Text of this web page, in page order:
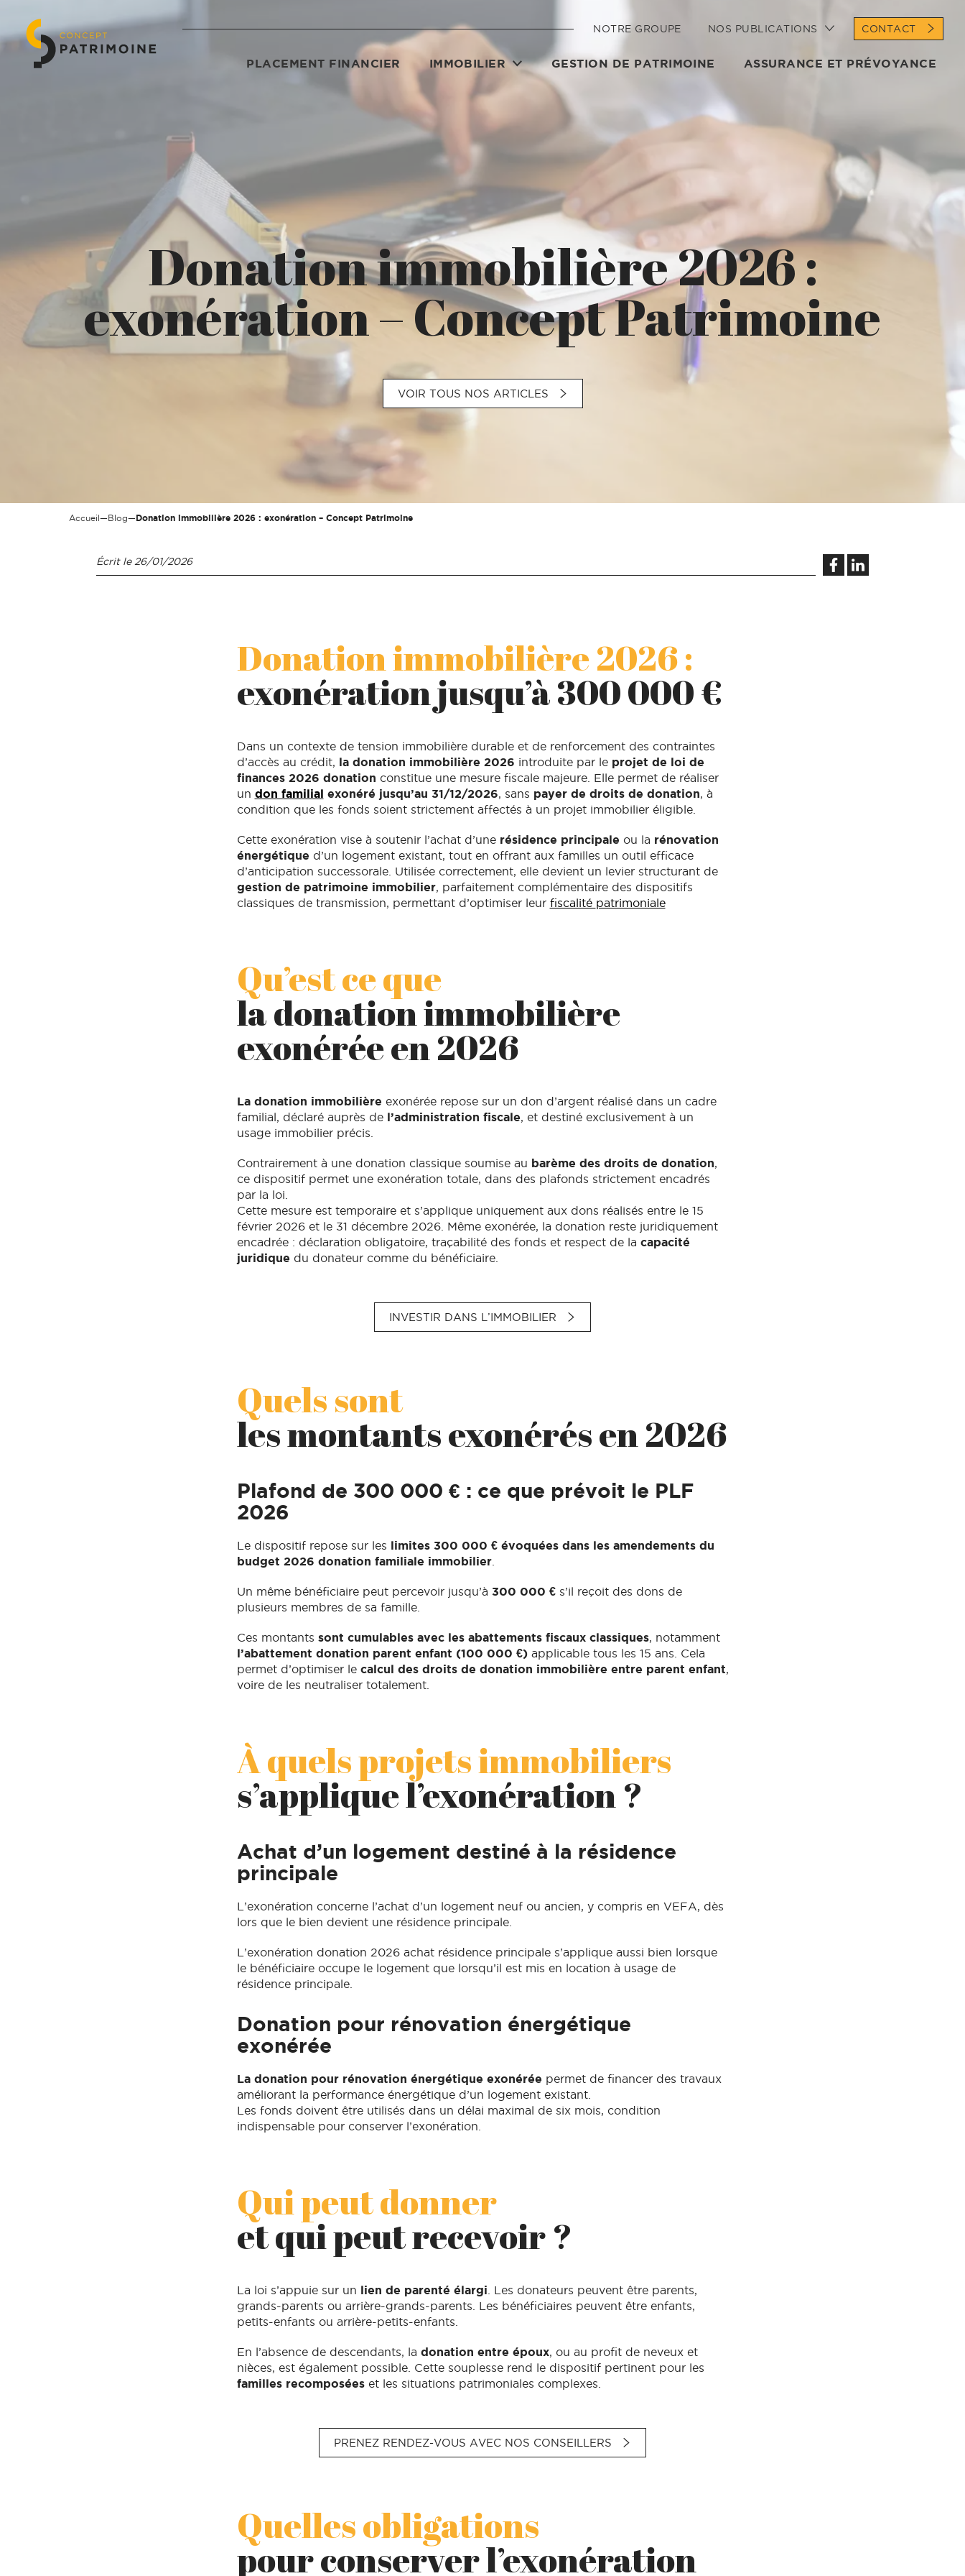
NOTRE GROUPE NOS PUBLICATIONS CONTACT
PLACEMENT FINANCIER IMMOBILIER GESTION DE PATRIMOINE ASSURANCE ET PRÉVOYANCE
Donation immobilière 2026 :
exonération – Concept Patrimoine
VOIR TOUS NOS ARTICLES
Accueil—Blog—Donation immobilière 2026 : exonération – Concept Patrimoine
Écrit le 26/01/2026
Donation immobilière 2026 :
exonération jusqu’à 300 000 €
Dans un contexte de tension immobilière durable et de renforcement des contraintes
d’accès au crédit, la donation immobilière 2026 introduite par le projet de loi de
finances 2026 donation constitue une mesure fiscale majeure. Elle permet de réaliser
un don familial exonéré jusqu’au 31/12/2026, sans payer de droits de donation, à
condition que les fonds soient strictement affectés à un projet immobilier éligible.
Cette exonération vise à soutenir l’achat d’une résidence principale ou la rénovation
énergétique d’un logement existant, tout en offrant aux familles un outil efficace
d’anticipation successorale. Utilisée correctement, elle devient un levier structurant de
gestion de patrimoine immobilier, parfaitement complémentaire des dispositifs
classiques de transmission, permettant d’optimiser leur fiscalité patrimoniale
Qu’est ce que
la donation immobilière
exonérée en 2026
La donation immobilière exonérée repose sur un don d’argent réalisé dans un cadre
familial, déclaré auprès de l’administration fiscale, et destiné exclusivement à un
usage immobilier précis.
Contrairement à une donation classique soumise au barème des droits de donation,
ce dispositif permet une exonération totale, dans des plafonds strictement encadrés
par la loi.
Cette mesure est temporaire et s’applique uniquement aux dons réalisés entre le 15
février 2026 et le 31 décembre 2026. Même exonérée, la donation reste juridiquement
encadrée : déclaration obligatoire, traçabilité des fonds et respect de la capacité
juridique du donateur comme du bénéficiaire.
INVESTIR DANS L’IMMOBILIER
Quels sont
les montants exonérés en 2026
Plafond de 300 000 € : ce que prévoit le PLF
2026
Le dispositif repose sur les limites 300 000 € évoquées dans les amendements du
budget 2026 donation familiale immobilier.
Un même bénéficiaire peut percevoir jusqu’à 300 000 €s’il reçoit des dons de
plusieurs membres de sa famille.
Ces montants sont cumulables avec les abattements fiscaux classiques, notamment
l’abattement donation parent enfant (100 000 €)applicable tous les 15 ans. Cela
permet d’optimiser le calcul des droits de donation immobilière entre parent enfant,
voire de les neutraliser totalement.
À quels projets immobiliers
s’applique l’exonération ?
Achat d’un logement destiné à la résidence
principale
L’exonération concerne l’achat d’un logement neuf ou ancien, y compris en VEFA, dès
lors que le bien devient une résidence principale.
L’exonération donation 2026 achat résidence principale s’applique aussi bien lorsque
le bénéficiaire occupe le logement que lorsqu’il est mis en location à usage de
résidence principale.
Donation pour rénovation énergétique
exonérée
La donation pour rénovation énergétique exonérée permet de financer des travaux
améliorant la performance énergétique d’un logement existant.
Les fonds doivent être utilisés dans un délai maximal de six mois, condition
indispensable pour conserver l’exonération.
Qui peut donner
et qui peut recevoir ?
La loi s’appuie sur un lien de parenté élargi . Les donateurs peuvent être parents,
grands-parents ou arrière-grands-parents. Les bénéficiaires peuvent être enfants,
petits-enfants ou arrière-petits-enfants.
En l’absence de descendants, la donation entre époux, ou au profit de neveux et
nièces, est également possible. Cette souplesse rend le dispositif pertinent pour les
familles recomposéeset les situations patrimoniales complexes.
PRENEZ RENDEZ-VOUS AVEC NOS CONSEILLERS
Quelles obligations
pour conserver l’exonération